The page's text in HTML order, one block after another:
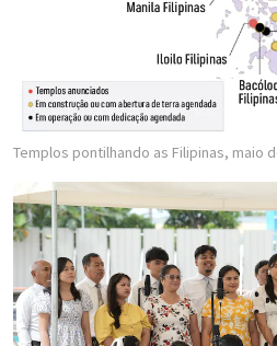
Templos pontilhando as Filipinas, maio